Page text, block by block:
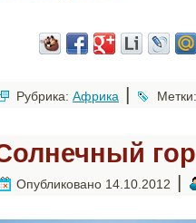
Рубрика: Африка | Метки:
Опубликовано 14.10.2012 |